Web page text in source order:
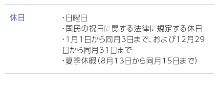
休日
・日曜日
・国民の祝日に関する法律に規定する休日
・1月1日から同月3日まで、および12月29
日から同月31日まで
・夏季休暇（8月13日から同月15日まで）